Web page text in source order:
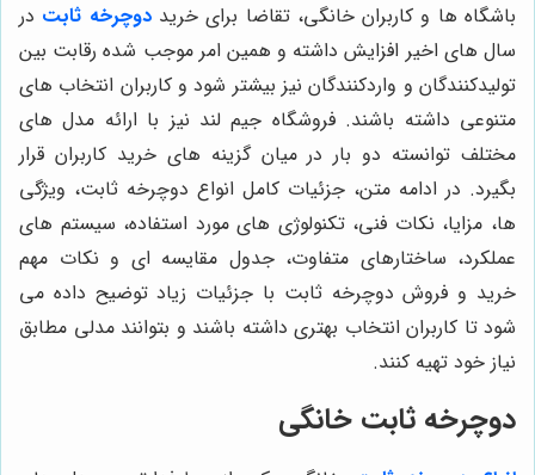
باشگاه ها و کاربران خانگی، تقاضا برای خریددوچرخه ثابت در
سال های اخیر افزایش داشته و همین امر موجب شده رقابت بین
تولیدکنندگان و واردکنندگان نیز بیشتر شود و کاربران انتخاب های
متنوعی داشته باشند. فروشگاه جیم لند نیز با ارائه مدل های
مختلف توانسته دو بار در میان گزینه های خرید کاربران قرار
بگیرد. در ادامه متن، جزئیات کامل انواع دوچرخه ثابت، ویژگی
ها، مزایا، نکات فنی، تکنولوژی های مورد استفاده، سیستم های
عملکرد، ساختارهای متفاوت، جدول مقایسه ای و نکات مهم
خرید و فروش دوچرخه ثابت با جزئیات زیاد توضیح داده می
شود تا کاربران انتخاب بهتری داشته باشند و بتوانند مدلی مطابق
نیاز خود تهیه کنند.
دوچرخه ثابت خانگی